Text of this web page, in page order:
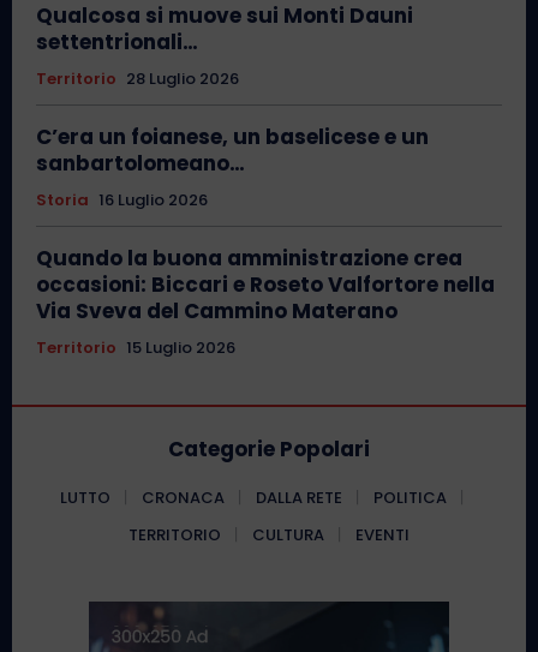
Qualcosa si muove sui Monti Dauni
settentrionali…
Territorio 28 Luglio 2026
C’era un foianese, un baselicese e un
sanbartolomeano…
Storia 16 Luglio 2026
Quando la buona amministrazione crea
occasioni: Biccari e Roseto Valfortore nella
Via Sveva del Cammino Materano
Territorio 15 Luglio 2026
Categorie Popolari
LUTTO CRONACA DALLA RETE
POLITICA
TERRITORIO
CULTURA EVENTI